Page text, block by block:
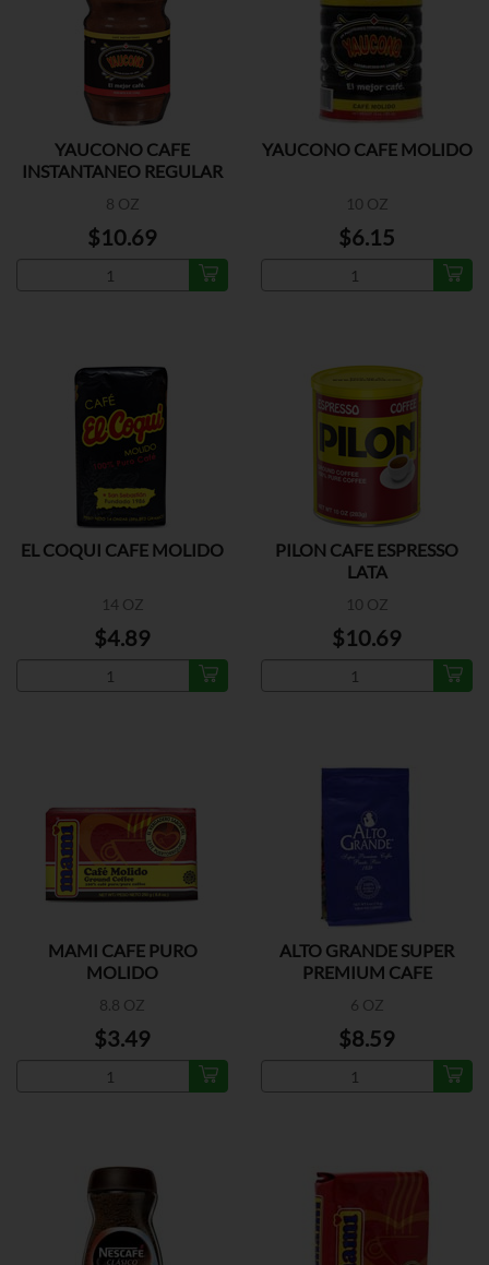
YAUCONO CAFE
INSTANTANEO REGULAR
8 OZ
$10.69
YAUCONO CAFE MOLIDO
10 OZ
$6.15
EL COQUI CAFE MOLIDO
14 OZ
$4.89
PILON CAFE ESPRESSO
LATA
10 OZ
$10.69
MAMI CAFE PURO
MOLIDO
8.8 OZ
$3.49
ALTO GRANDE SUPER
PREMIUM CAFE
6 OZ
$8.59